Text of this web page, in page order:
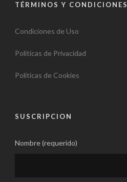
TÉRMINOS Y CONDICIONES
Condiciones de Uso
Políticas de Privacidad
Políticas de Cookies
SUSCRIPCION
Nombre (requerido)